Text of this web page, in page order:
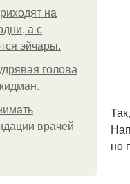
на
а с
эйчары.
голова
врачей
но